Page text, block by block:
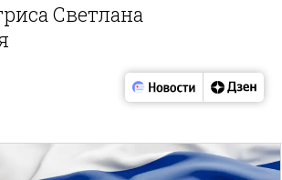
Светлана